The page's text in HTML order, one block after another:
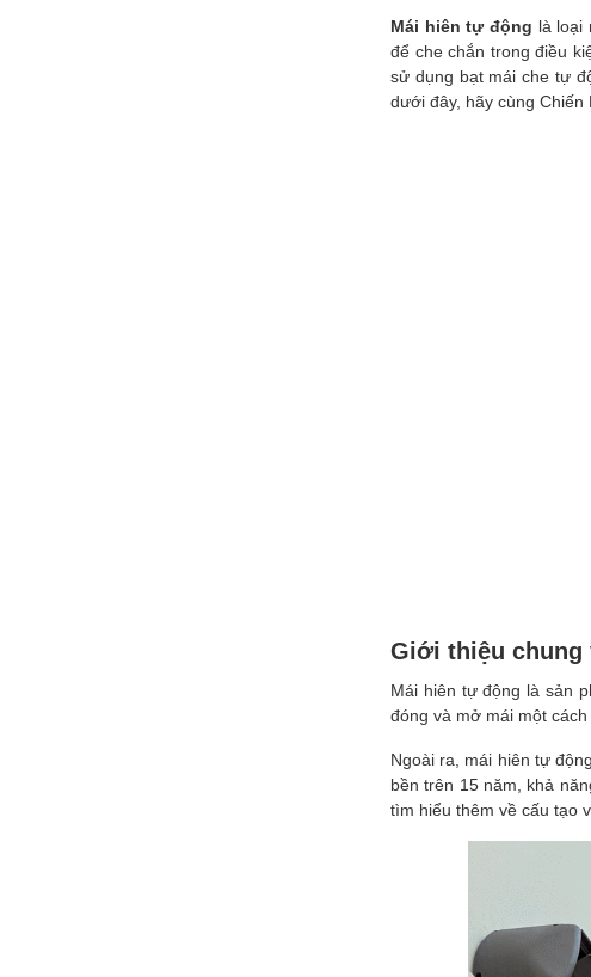
Mái hiên tự động là loại
để che chắn trong điều
sử dụng bạt mái che tự
dưới đây, hãy cùng
Giới thiệu chung
Mái hiên tự động là sản
đóng và mở mái một
Ngoài ra, mái hiên tự
bền trên 15 năm, khả
tìm hiểu thêm về cấu tạo